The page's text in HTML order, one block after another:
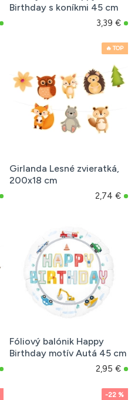
Birthday s koníkmi 45 cm
3,39 €
🔥 TOP
Girlanda Lesné zvieratká,
200x18 cm
2,74 €
Fóliový balónik Happy
Birthday motív Autá 45 cm
2,95 €
-22 %